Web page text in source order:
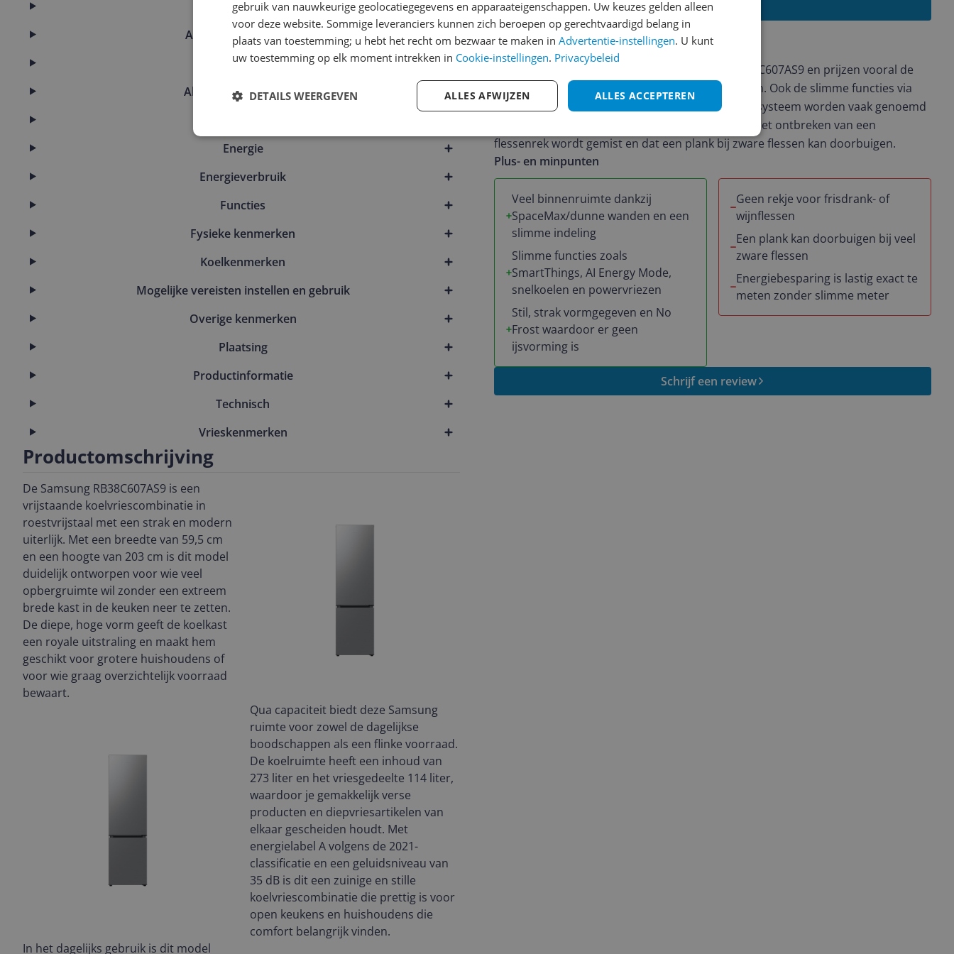
Afmetingen
Afmetingen & inhoud
Algemeen
Algemene kenmerken
Energie
Energieverbruik
Functies
Fysieke kenmerken
Koelkenmerken
Mogelijke vereisten instellen en gebruik
Overige kenmerken
Plaatsing
Productinformatie
Technisch
Vrieskenmerken
Productomschrijving
De Samsung RB38C607AS9 is een
vrijstaande koelvriescombinatie in
roestvrijstaal met een strak en modern
uiterlijk. Met een breedte van 59,5 cm
en een hoogte van 203 cm is dit model
duidelijk ontworpen voor wie veel
opbergruimte wil zonder een extreem
brede kast in de keuken neer te zetten.
De diepe, hoge vorm geeft de koelkast
een royale uitstraling en maakt hem
geschikt voor grotere huishoudens of
voor wie graag overzichtelijk voorraad
bewaart.
Qua capaciteit biedt deze Samsung
ruimte voor zowel de dagelijkse
boodschappen als een flinke voorraad.
De koelruimte heeft een inhoud van
273 liter en het vriesgedeelte 114 liter,
waardoor je gemakkelijk verse
producten en diepvriesartikelen van
elkaar gescheiden houdt. Met
energielabel A volgens de 2021-
classificatie en een geluidsniveau van
35 dB is dit een zuinige en stille
koelvriescombinatie die prettig is voor
open keukens en huishoudens die
comfort belangrijk vinden.
In het dagelijks gebruik is dit model
geheel en alles blijft langer vers.
Lees alle reviews
Samenvatting van alle ervaringen
Reviewers zijn erg positief over de Samsung RB38C607AS9 en prijzen vooral de
ruime indeling, stille werking en het strakke design. Ook de slimme functies via
SmartThings, de AI Energy Mode en het No Frost-systeem worden vaak genoemd
als duidelijke pluspunten. Een klein nadeel is dat het ontbreken van een
flessenrek wordt gemist en dat een plank bij zware flessen kan doorbuigen.
Plus- en minpunten
Veel binnenruimte dankzij
SpaceMax/dunne wanden en een
slimme indeling
Slimme functies zoals
SmartThings, AI Energy Mode,
snelkoelen en powervriezen
Stil, strak vormgegeven en No
Frost waardoor er geen
ijsvorming is
Geen rekje voor frisdrank- of
wijnflessen
Een plank kan doorbuigen bij veel
zware flessen
Energiebesparing is lastig exact te
meten zonder slimme meter
Schrijf een review
gebruik van nauwkeurige geolocatiegegevens en apparaateigenschappen. Uw keuzes gelden alleen
voor deze website. Sommige leveranciers kunnen zich beroepen op gerechtvaardigd belang in
plaats van toestemming; u hebt het recht om bezwaar te maken in Advertentie-instellingen. U kunt
uw toestemming op elk moment intrekken in Cookie-instellingen. Privacybeleid
ALLES ACCEPTEREN
ALLES AFWIJZEN
DETAILS WEERGEVEN